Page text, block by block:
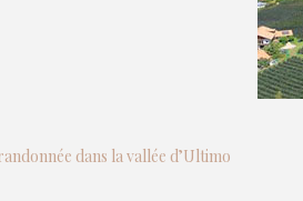
dans la vallée d’Ultimo